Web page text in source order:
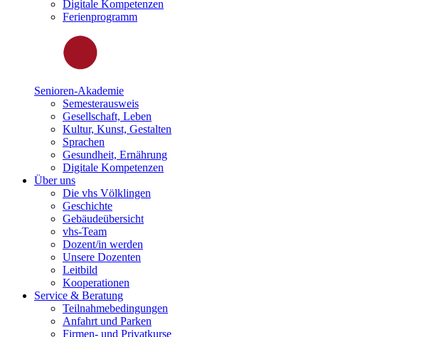
Digitale Kompetenzen
Ferienprogramm
Senioren-Akademie
Semesterausweis
Gesellschaft, Leben
Kultur, Kunst, Gestalten
Sprachen
Gesundheit, Ernährung
Digitale Kompetenzen
Über uns
Die vhs Völklingen
Geschichte
Gebäudeübersicht
vhs-Team
Dozent/in werden
Unsere Dozenten
Leitbild
Kooperationen
Service & Beratung
Teilnahmebedingungen
Anfahrt und Parken
Firmen- und Privatkurse